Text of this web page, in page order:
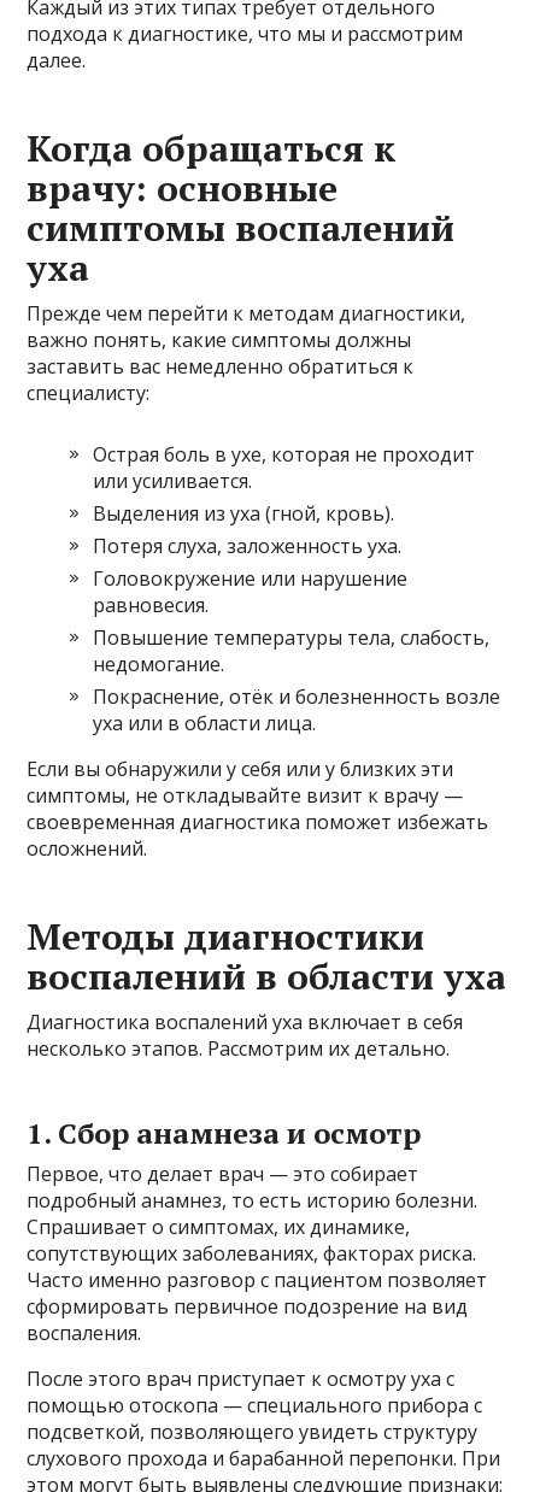
Каждый из этих типах требует отдельного
подхода к диагностике, что мы и рассмотрим
далее.
Когда обращаться к
врачу: основные
симптомы воспалений
уха
Прежде чем перейти к методам диагностики,
важно понять, какие симптомы должны
заставить вас немедленно обратиться к
специалисту:
Острая боль в ухе, которая не проходит
или усиливается.
Выделения из уха (гной, кровь).
Потеря слуха, заложенность уха.
Головокружение или нарушение
равновесия.
Повышение температуры тела, слабость,
недомогание.
Покраснение, отёк и болезненность возле
уха или в области лица.
Если вы обнаружили у себя или у близких эти
симптомы, не откладывайте визит к врачу —
своевременная диагностика поможет избежать
осложнений.
Методы диагностики
воспалений в области уха
Диагностика воспалений уха включает в себя
несколько этапов. Рассмотрим их детально.
1. Сбор анамнеза и осмотр
Первое, что делает врач — это собирает
подробный анамнез, то есть историю болезни.
Спрашивает о симптомах, их динамике,
сопутствующих заболеваниях, факторах риска.
Часто именно разговор с пациентом позволяет
сформировать первичное подозрение на вид
воспаления.
После этого врач приступает к осмотру уха с
помощью отоскопа — специального прибора с
подсветкой, позволяющего увидеть структуру
слухового прохода и барабанной перепонки. При
этом могут быть выявлены следующие признаки: